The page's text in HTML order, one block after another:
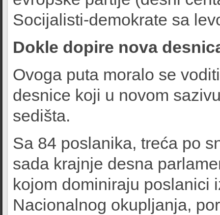
Socijalisti-demokrate sa
Dokle dopire nova
Ovoga puta moralo se
desnice koji u novom
sedišta.
Sa 84 poslanika, treća po
sada krajnje desna
kojom dominiraju poslanici
Nacionalnog okupljanja,